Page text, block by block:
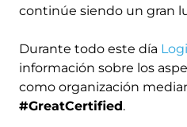
continúe siendo un gran
Durante todo este día
información sobre los
como organización
#GreatCertified.